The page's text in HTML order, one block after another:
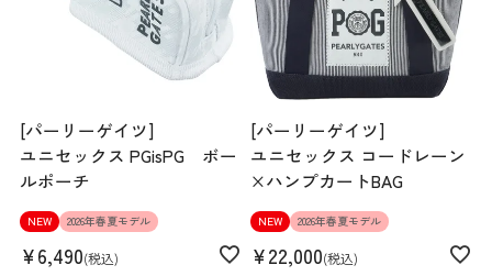
[パーリーゲイツ]
ユニセックス PGisPG ボー
ルポーチ
NEW 2026年春夏モデル
¥6,490 税込
[パーリーゲイツ]
ユニセックス コードレーン
×ハンプカートBAG
NEW 2026年春夏モデル
¥22,000 税込